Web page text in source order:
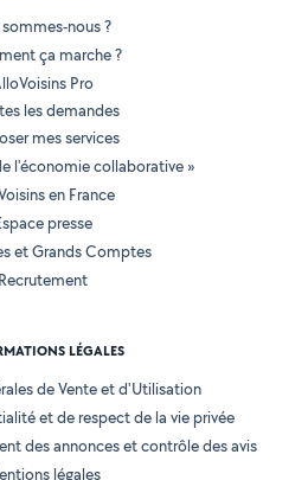
nous ?
ça marche ?
Pro
les demandes
mes services
l'économie collaborative »
en France
presse
et Grands Comptes
Recrutement
LÉGALES
de Vente et d'Utilisation
et de respect de la vie privée
des annonces et contrôle des avis
légales